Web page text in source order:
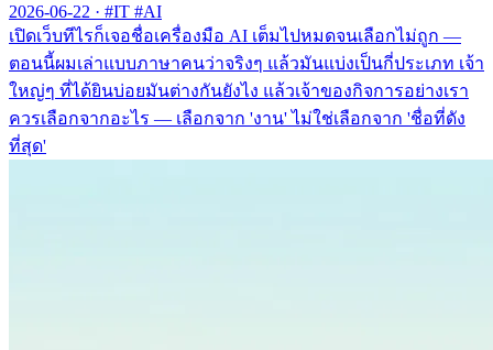
2026-06-22 · #IT #AI
เปิดเว็บทีไรก็เจอชื่อเครื่องมือ AI เต็มไปหมดจนเลือกไม่ถูก —
ตอนนี้ผมเล่าแบบภาษาคนว่าจริงๆ แล้วมันแบ่งเป็นกี่ประเภท เจ้า
ใหญ่ๆ ที่ได้ยินบ่อยมันต่างกันยังไง แล้วเจ้าของกิจการอย่างเรา
ควรเลือกจากอะไร — เลือกจาก 'งาน' ไม่ใช่เลือกจาก 'ชื่อที่ดัง
ที่สุด'